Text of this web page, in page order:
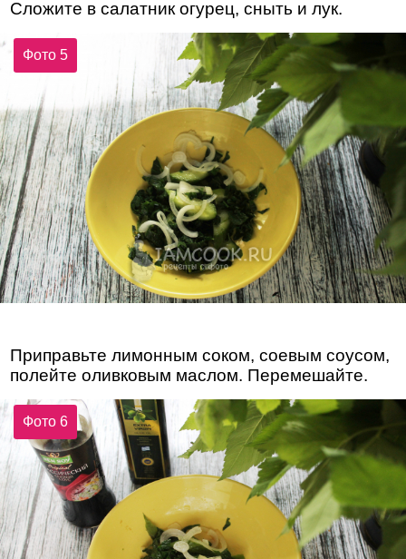
Сложите в салатник огурец, сныть и лук.
Фото 5
Приправьте лимонным соком, соевым соусом,
полейте оливковым маслом. Перемешайте.
Фото 6